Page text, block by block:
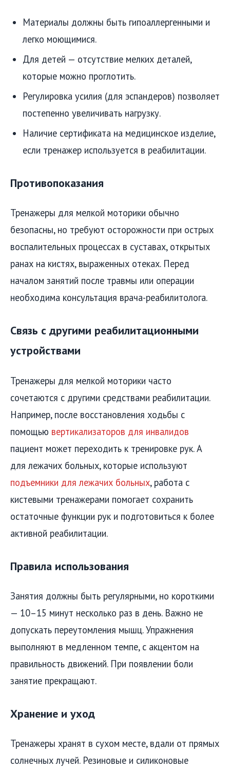
Материалы должны быть гипоаллергенными и
легко моющимися.
Для детей — отсутствие мелких деталей,
которые можно проглотить.
Регулировка усилия (для эспандеров) позволяет
постепенно увеличивать нагрузку.
Наличие сертификата на медицинское изделие,
если тренажер используется в реабилитации.
Противопоказания
Тренажеры для мелкой моторики обычно
безопасны, но требуют осторожности при острых
воспалительных процессах в суставах, открытых
ранах на кистях, выраженных отеках. Перед
началом занятий после травмы или операции
необходима консультация врача-реабилитолога.
Связь с другими реабилитационными
устройствами
Тренажеры для мелкой моторики часто
сочетаются с другими средствами реабилитации.
Например, после восстановления ходьбы с
помощью вертикализаторов для инвалидов
пациент может переходить к тренировке рук. А
для лежачих больных, которые используют
подъемники для лежачих больных, работа с
кистевыми тренажерами помогает сохранить
остаточные функции рук и подготовиться к более
активной реабилитации.
Правила использования
Занятия должны быть регулярными, но короткими
— 10–15 минут несколько раз в день. Важно не
допускать переутомления мышц. Упражнения
выполняют в медленном темпе, с акцентом на
правильность движений. При появлении боли
занятие прекращают.
Хранение и уход
Тренажеры хранят в сухом месте, вдали от прямых
солнечных лучей. Резиновые и силиконовые